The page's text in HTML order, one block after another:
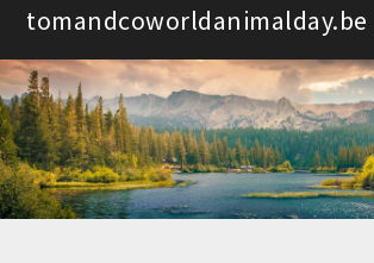
Spring
de
inhoud
tomandcoworldanimalday.be